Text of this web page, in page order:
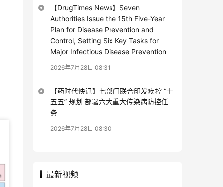
【DrugTimes News】Seven
Authorities Issue the 15th Five-Year
Plan for Disease Prevention and
Control, Setting Six Key Tasks for
Major Infectious Disease Prevention
2026年7月28日 08:31
【药时代快讯】七部门联合印发疾控 “十
五五” 规划 部署六大重大传染病防控任
务
2026年7月28日 08:30
最新视频